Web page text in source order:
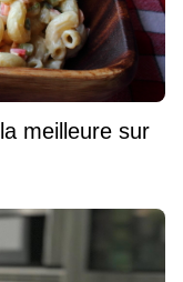
meilleure sur